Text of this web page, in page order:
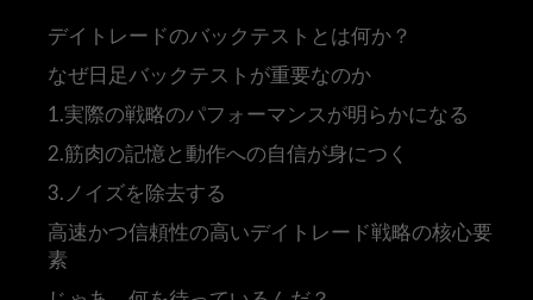
デイトレードのバックテストとは何か？
なぜ日足バックテストが重要なのか
1.実際の戦略のパフォーマンスが明らかになる
2.筋肉の記憶と動作への自信が身につく
3.ノイズを除去する
高速かつ信頼性の高いデイトレード戦略の核心要
素